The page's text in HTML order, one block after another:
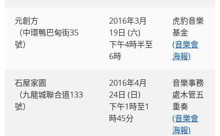
元創方
（中環鴨巴甸街35
號）
2016年3月
19日 (六)
下午4時半至
6時
虎豹音樂
基金
(音樂會
海報)
石屋家園
（九龍城聯合道133
號）
2016年4月
24日 (日)
下午1時至1
時45分
音樂事務
處木管五
重奏
(音樂會
海報)